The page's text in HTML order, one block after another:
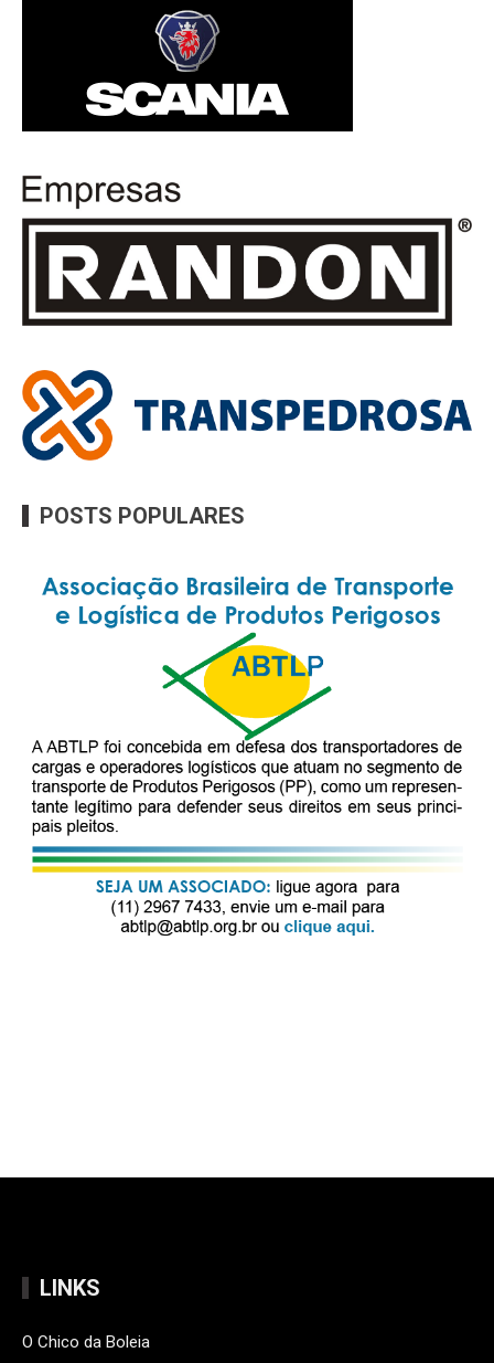
POSTS POPULARES
LINKS
O Chico da Boleia